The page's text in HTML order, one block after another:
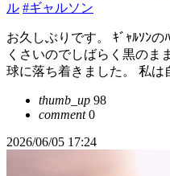
ル #ギャルソン
お久しぶりです。 ｷﾞｬﾙｿﾝの
くさいのでしばらく黒のま
球に落ち着きました。 私は
thumb_up 98
comment0
2026/06/05 17:24